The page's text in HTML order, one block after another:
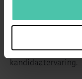
Een sneller
topkandidaten
selectietraject en
bijdraagt aan je
kandidaatervaring.